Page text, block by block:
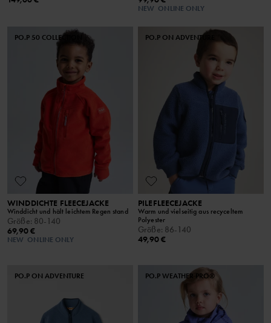
NEW ONLINE ONLY
PO.P 50 COLLECTION
WINDDICHTE FLEECEJACKE
Winddicht und hält leichtem Regen stand
Größe: 80-140
69,90 €
NEW ONLINE ONLY
PO.P ON ADVENTURE
PILEFLEECEJACKE
Warm und vielseitig aus recyceltem
Polyester
Größe: 86-140
49,90 €
PO.P ON ADVENTURE PO.P WEATHER PRO®